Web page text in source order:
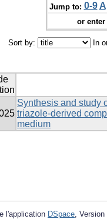
Jump to: 0-9 A
or
Sort by: In
Synthesis and study
triazole-derived
medium
l'application DSpace,